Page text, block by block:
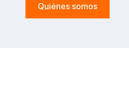
Quiénes somos